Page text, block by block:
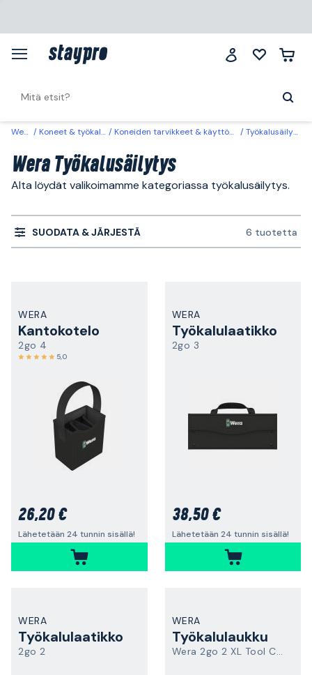
Wera Koneet & työkalut Koneiden tarvikkeet & käyttöosat Työkalusäilytys
Wera Työkalusäilytys
Alta löydät valikoimamme kategoriassa työkalusäilytys.
SUODATA & JÄRJESTÄ 6 tuotetta
WERA
Kantokotelo
2go 4
5,0
26,20 €
Lähetetään 24 tunnin sisällä!
WERA
Työkalulaatikko
2go 3
38,50 €
Lähetetään 24 tunnin sisällä!
WERA
Työkalulaatikko
2go 2
WERA
Työkalulaukku
Wera 2go 2 XL Tool Container